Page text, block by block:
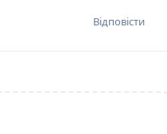
Відповісти